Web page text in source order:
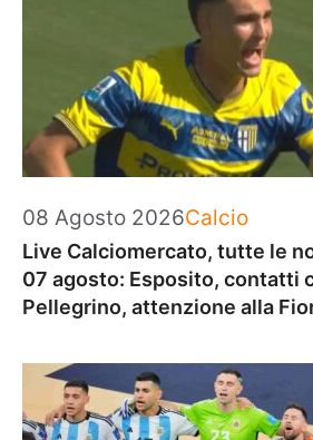
08 Agosto 2026Categorie
Calcio
Live Calciomercato, tutte le
07 agosto: Esposito, contatti
Pellegrino, attenzione alla